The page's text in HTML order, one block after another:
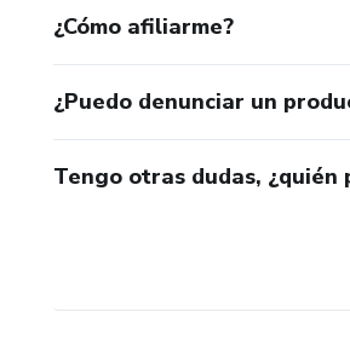
¿Cómo afiliarme?
¿Puedo denunciar un
Tengo otras dudas,